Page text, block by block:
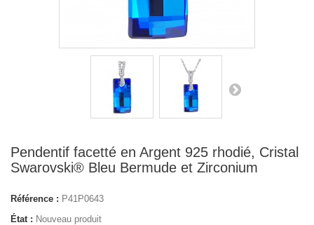
Pendentif facetté en Argent 925 rhodié, Cristal
Swarovski® Bleu Bermude et Zirconium
Référence : P41P0643
État : Nouveau produit